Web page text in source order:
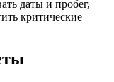
даты и пробег,
критические